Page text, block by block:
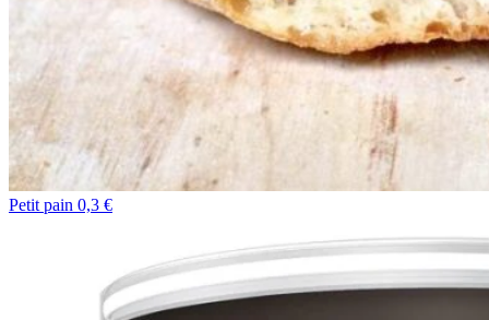
Petit pain 0,3 €